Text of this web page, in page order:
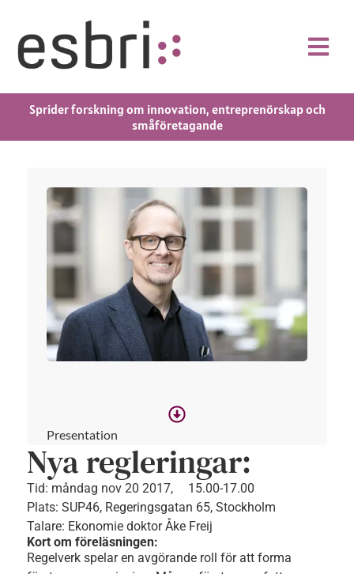
Sprider forskning om innovation, entreprenörskap och
småföretagande
Presentation
Nya regleringar:
Tid: måndag nov 20 2017,
15.00-17.00
Plats: SUP46, Regeringsgatan 65, Stockholm
Talare: Ekonomie doktor Åke Freij
Kort om föreläsningen:
Regelverk spelar en avgörande roll för att forma